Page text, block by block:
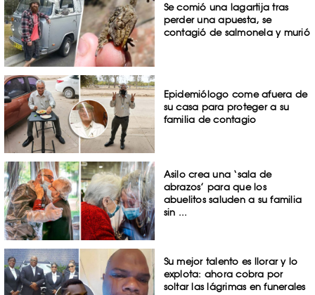
Se comió una lagartija tras
perder una apuesta, se
contagió de salmonela y murió
Epidemiólogo come afuera de
su casa para proteger a su
familia de contagio
Asilo crea una ‘sala de
abrazos’ para que los
abuelitos saluden a su familia
sin ...
Su mejor talento es llorar y lo
explota: ahora cobra por
soltar las lágrimas en funerales